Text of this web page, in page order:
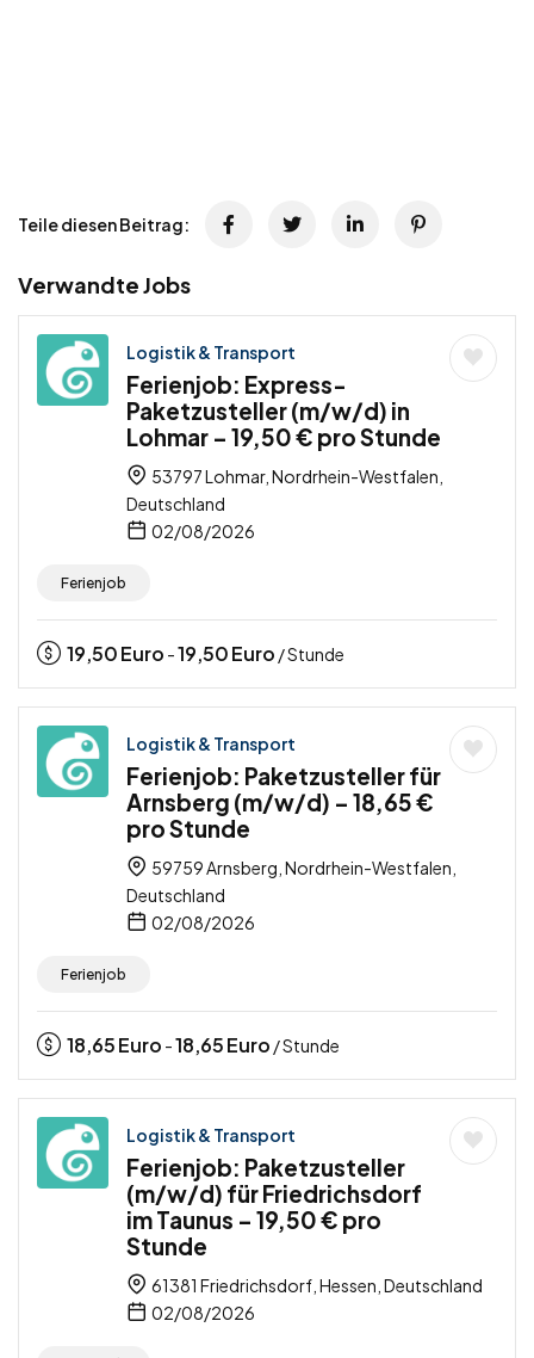
Teile diesen Beitrag:
Verwandte Jobs
Logistik & Transport
Ferienjob: Express-
Paketzusteller (m/w/d) in
Lohmar – 19,50 € pro Stunde
53797 Lohmar, Nordrhein-Westfalen,
Deutschland
02/08/2026
Ferienjob
19,50Euro -19,50Euro / Stunde
Logistik & Transport
Ferienjob: Paketzusteller für
Arnsberg (m/w/d) – 18,65 €
pro Stunde
59759 Arnsberg, Nordrhein-Westfalen,
Deutschland
02/08/2026
Ferienjob
18,65Euro -18,65Euro / Stunde
Logistik & Transport
Ferienjob: Paketzusteller
(m/w/d) für Friedrichsdorf
im Taunus – 19,50 € pro
Stunde
61381 Friedrichsdorf, Hessen, Deutschland
02/08/2026